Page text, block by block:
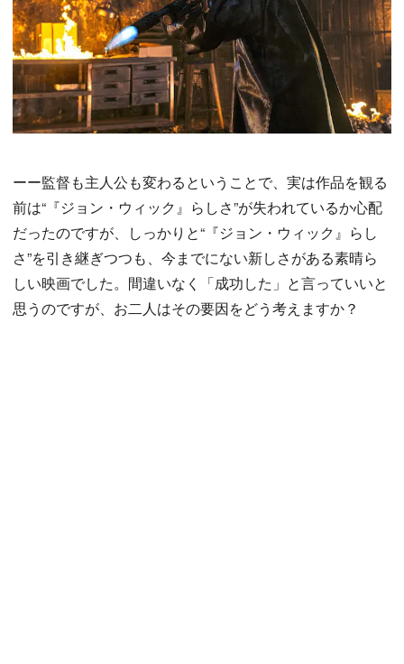
ーー監督も主人公も変わるということで、実は作品を観る
前は“『ジョン・ウィック』らしさ”が失われているか心配
だったのですが、しっかりと“『ジョン・ウィック』らし
さ”を引き継ぎつつも、今までにない新しさがある素晴ら
しい映画でした。間違いなく「成功した」と言っていいと
思うのですが、お二人はその要因をどう考えますか？